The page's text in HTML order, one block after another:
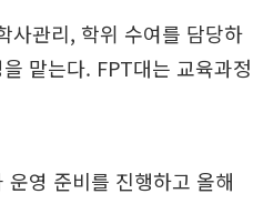
사관리, 학위 수여를 담당하
맡는다. FPT대는 교육과정
영 준비를 진행하고 올해